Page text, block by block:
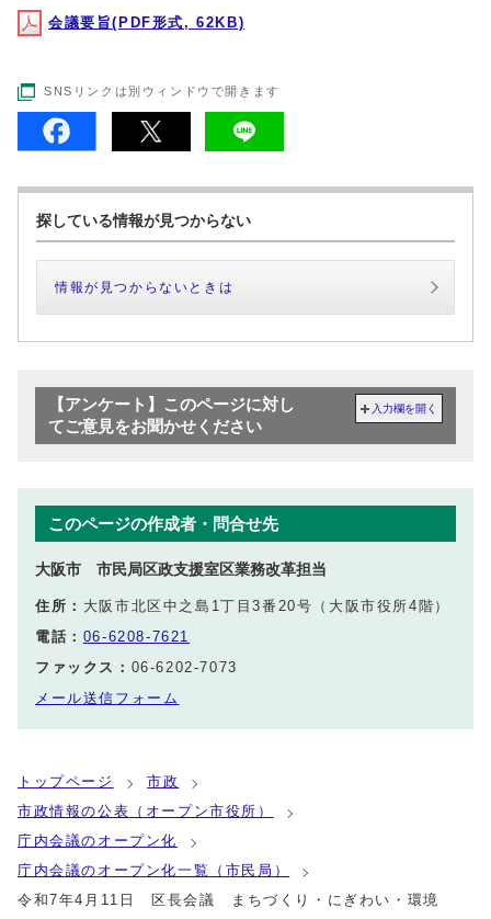
会議要旨(PDF形式, 62KB)
SNSリンクは別ウィンドウで開きます
探している情報が見つからない
情報が見つからないときは
【アンケート】このページに対し
てご意見をお聞かせください
入力欄を開く
このページの作成者・問合せ先
大阪市 市民局区政支援室区業務改革担当
住所： 大阪市北区中之島1丁目3番20号（大阪市役所4階）
電話： 06-6208-7621
ファックス： 06-6202-7073
メール送信フォーム
トップページ
市政
市政情報の公表（オープン市役所）
庁内会議のオープン化
庁内会議のオープン化一覧（市民局）
令和7年4月11日 区長会議 まちづくり・にぎわい・環境